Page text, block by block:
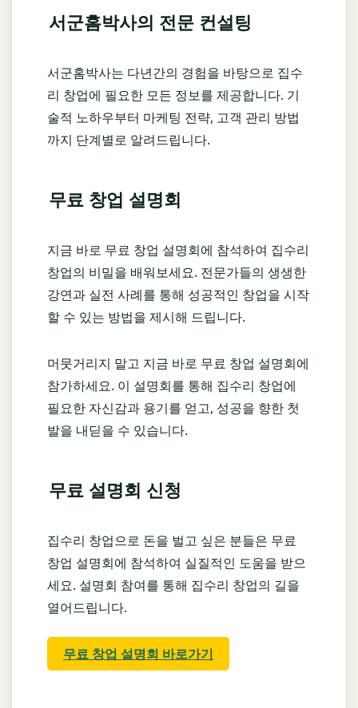
서군홈박사의 전문 컨설팅
서군홈박사는 다년간의 경험을 바탕으로 집수
리 창업에 필요한 모든 정보를 제공합니다. 기
술적 노하우부터 마케팅 전략, 고객 관리 방법
까지 단계별로 알려드립니다.
무료 창업 설명회
지금 바로 무료 창업 설명회에 참석하여 집수리
창업의 비밀을 배워보세요. 전문가들의 생생한
강연과 실전 사례를 통해 성공적인 창업을 시작
할 수 있는 방법을 제시해 드립니다.
머뭇거리지 말고 지금 바로 무료 창업 설명회에
참가하세요. 이 설명회를 통해 집수리 창업에
필요한 자신감과 용기를 얻고, 성공을 향한 첫
발을 내딛을 수 있습니다.
무료 설명회 신청
집수리 창업으로 돈을 벌고 싶은 분들은 무료
창업 설명회에 참석하여 실질적인 도움을 받으
세요. 설명회 참여를 통해 집수리 창업의 길을
열어드립니다.
무료 창업 설명회 바로가기